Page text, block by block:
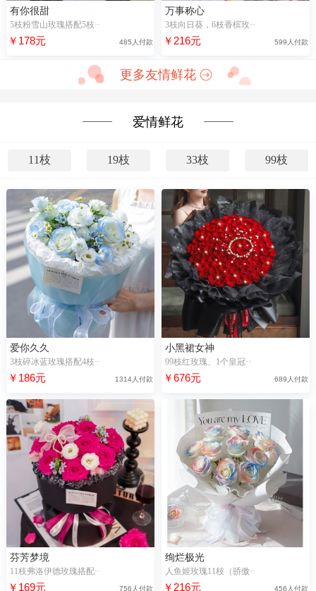
有你很甜
5枝粉雪山玫瑰搭配5枝··
￥178元 485人付款
万事称心
3枝向日葵，6枝香槟玫··
￥216元 599人付款
更多友情鲜花
爱情鲜花
11枝 19枝 33枝 99枝
爱你久久
3枝碎冰蓝玫瑰搭配4枝··
￥186元 1314人付款
小黑裙女神
99枝红玫瑰、1个皇冠··
￥676元 689人付款
芬芳梦境
11枝弗洛伊德玫瑰搭配··
￥169元 756人付款
绚烂极光
人鱼姬玫瑰11枝（骄傲··
￥216元 456人付款